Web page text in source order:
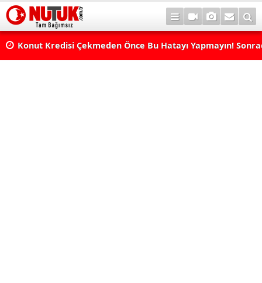
Konut Kredisi Çekmeden Önce Bu Hatayı Yapmayın!